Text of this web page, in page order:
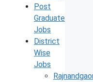
Post
Graduate
Jobs
District
Wise
Jobs